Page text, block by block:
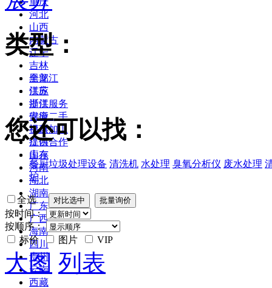
河北
山西
内蒙古
辽宁
吉林
黑龙江
江苏
浙江
安徽
福建
江西
山东
河南
湖北
湖南
广东
广西
海南
四川
贵州
云南
西藏
类型：
全部
供应
提供服务
供应二手
提供加工
提供合作
库存
您还可以找：
餐厨垃圾处理设备 清洗机 水处理 臭氧分析仪 废水处理
炉
全选
按时间：
按顺序：
标价
图片 VIP
大图 列表